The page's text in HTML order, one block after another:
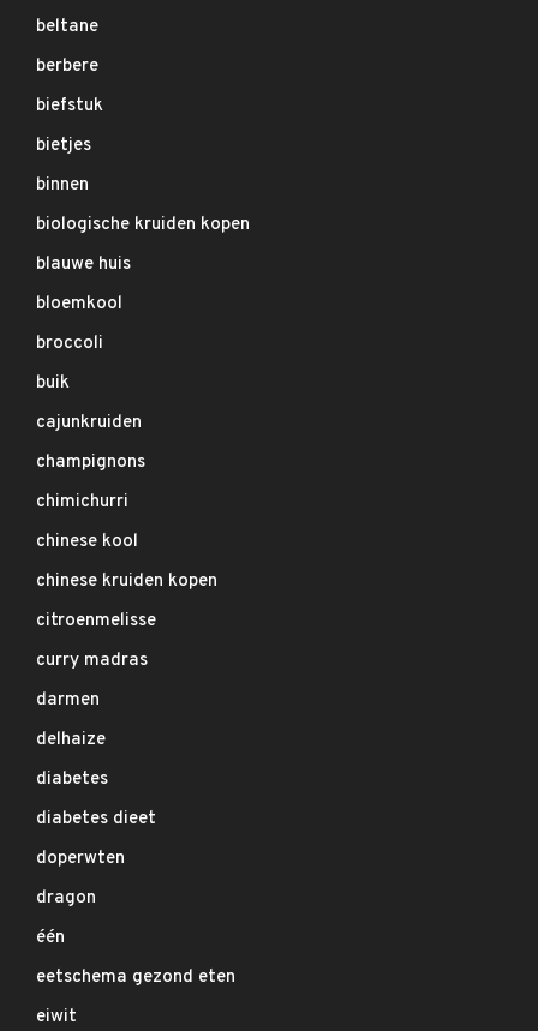
beltane
berbere
biefstuk
bietjes
binnen
biologische kruiden kopen
blauwe huis
bloemkool
broccoli
buik
cajunkruiden
champignons
chimichurri
chinese kool
chinese kruiden kopen
citroenmelisse
curry madras
darmen
delhaize
diabetes
diabetes dieet
doperwten
dragon
één
eetschema gezond eten
eiwit